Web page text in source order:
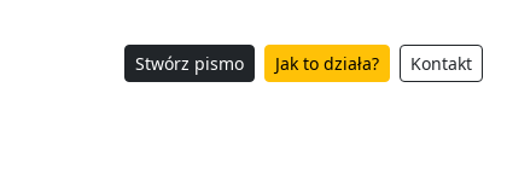
Stwórz pismo Jak to działa? Kontakt